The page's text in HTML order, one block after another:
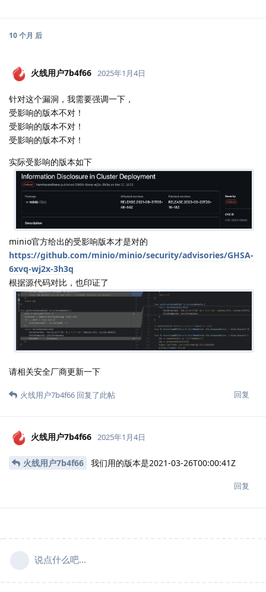
10 个月 后
火线用户7b4f66 2025年1月4日
针对这个漏洞，我需要强调一下，
受影响的版本不对！
受影响的版本不对！
受影响的版本不对！
实际受影响的版本如下
minio官方给出的受影响版本才是对的
https://github.com/minio/minio/security/advisories/GHSA-
6xvq-wj2x-3h3q
根据源代码对比，也印证了
请相关安全厂商更新一下
回复
火线用户7b4f66 回复了此帖
火线用户7b4f66 2025年1月4日
火线用户7b4f66 我们用的版本是2021-03-26T00:00:41Z
回复
说点什么吧...